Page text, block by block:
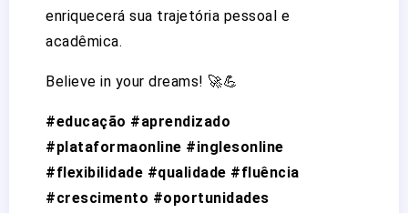
enriquecerá sua trajetória pessoal e
acadêmica.
Believe in your dreams! 🚀💪
#educação #aprendizado
#plataformaonline #inglesonline
#flexibilidade #qualidade #fluência
#crescimento #oportunidades